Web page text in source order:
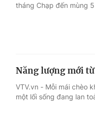
Điện ảnh
Âm nhạc
Sao
tháng Chạp đến mùng
Năng lượng mới
VTV.vn - Mỗi mái chèo
một lối sống đang lan